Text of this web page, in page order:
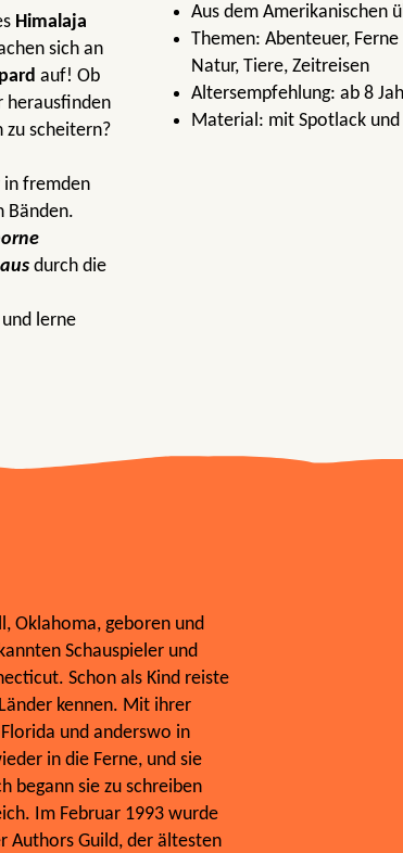
Himalaja
sich an
auf! Ob
herausfinden
zu scheitern?
in fremden
Bänden.
durch die
und lerne
Aus dem Amerikanischen
Themen: Abenteuer,
Natur, Tiere, Zeitreisen
Altersempfehlung: ab 8
Material: mit Spotlack
Oklahoma, geboren und
Schauspieler und
Schon als Kind reiste
kennen. Mit ihrer
und anderswo in
in die Ferne, und sie
begann sie zu schreiben
Im Februar 1993 wurde
Authors Guild, der ältesten